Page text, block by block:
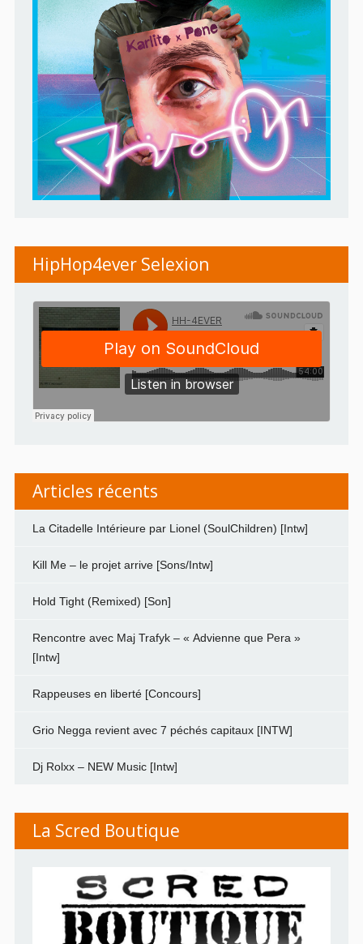
HipHop4ever Selexion
Articles récents
La Citadelle Intérieure par Lionel (SoulChildren) [Intw]
Kill Me – le projet arrive [Sons/Intw]
Hold Tight (Remixed) [Son]
Rencontre avec Maj Trafyk – « Advienne que Pera »
[Intw]
Rappeuses en liberté [Concours]
Grio Negga revient avec 7 péchés capitaux [INTW]
Dj Rolxx – NEW Music [Intw]
La Scred Boutique